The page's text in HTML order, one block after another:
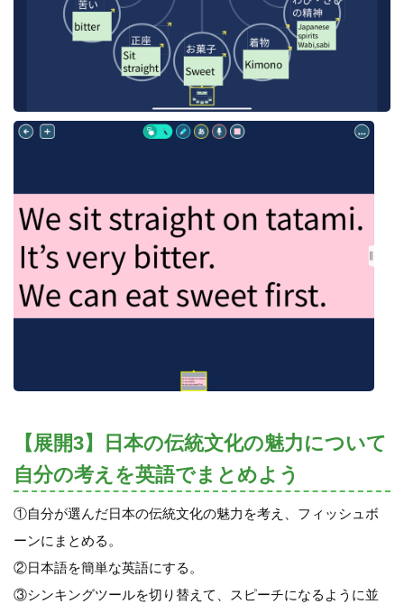
【展開3】日本の伝統文化の魅力について
自分の考えを英語でまとめよう
①自分が選んだ日本の伝統文化の魅力を考え、フィッシュボ
ーンにまとめる。
②日本語を簡単な英語にする。
③シンキングツールを切り替えて、スピーチになるように並